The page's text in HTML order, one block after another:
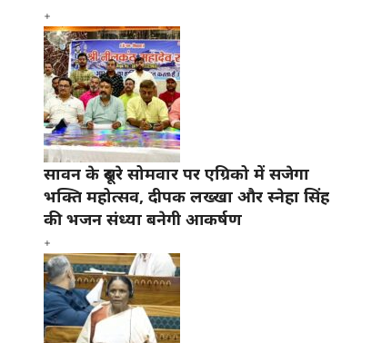
सावन के दूसरे सोमवार पर एग्रिको में सजेगा
भक्ति महोत्सव, दीपक लख्खा और स्नेहा सिंह
की भजन संध्या बनेगी आकर्षण